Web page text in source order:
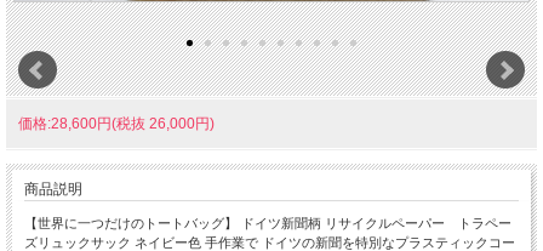
価格:28,600円(税抜 26,000円)
商品説明
【世界に一つだけのトートバッグ】 ドイツ新聞柄 リサイクルペーパー トラペー
ズリュックサック ネイビー色 手作業で ドイツの新聞を特別なプラスティックコー